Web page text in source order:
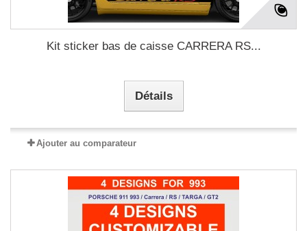
Kit sticker bas de caisse CARRERA RS...
Détails
Ajouter au comparateur